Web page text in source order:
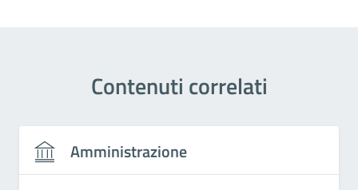
Contenuti correlati
Amministrazione